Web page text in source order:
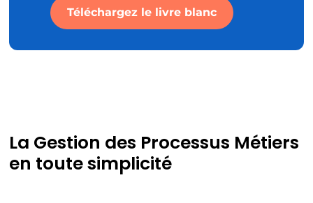
Téléchargez le livre blanc
La Gestion des Processus Métiers
en toute simplicité